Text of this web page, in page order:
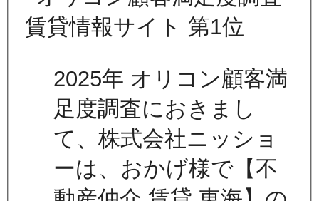
2025年 オリコン顧客満
足度調査におきまし
て、株式会社ニッショ
ーは、おかげ様で【不